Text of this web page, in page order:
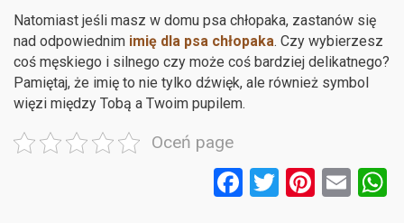
Natomiast jeśli masz w domu psa chłopaka, zastanów się
nad odpowiednim imię dla psa chłopaka. Czy wybierzesz
coś męskiego i silnego czy może coś bardziej delikatnego?
Pamiętaj, że imię to nie tylko dźwięk, ale również symbol
więzi między Tobą a Twoim pupilem.
Oceń page
F T Pi E